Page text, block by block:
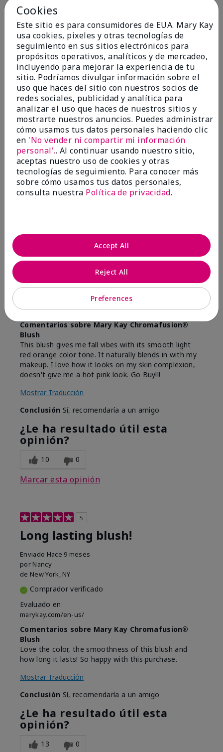
Evaluado en
marykay.com/en-us/
Comentarios sobre Mary Kay Chromafusion®
Blush
The blush is hard to get used to - it goes on very
heavy and then needs to be softened. I think I will
stick with my old brand for now.
Mostrar Traducción
Conclusión No, no recomendaría a un amigo
¿Le ha resultado útil esta
opinión?
16 5
Marcar esta opinión
Beautiful
porLina
Comprador verificado
marykay.com/en-us/
Comentarios sobre Mary Kay Chromafusion®
Blush
This blush gives me fall vibes with its smooth light
red orange color tone. It naturally blends in with my
makeup. I love how it looks on my skin complexion,
doesn't give me a hot pink look. Go Buy!!!
Mostrar Traducción
Conclusión Sí, recomendaría a un amigo
¿Le ha resultado útil esta
opinión?
10 0
Marcar esta opinión
5
Long lasting blush!
Enviado Hace 9 meses
por Nancy
de New York, NY
Comprador verificado
Evaluado en
marykay.com/en-us/
Comentarios sobre Mary Kay Chromafusion®
Blush
Love the color, the smoothness of this blush and
how long it lasts! So happy with this purchase.
Mostrar Traducción
Conclusión Sí, recomendaría a un amigo
¿Le ha resultado útil esta
opinión?
13 0
Cookies
Este sitio es para consumidores de EUA. Mary Kay
usa cookies, pixeles y otras tecnologías de
seguimiento en sus sitios electrónicos para
propósitos operativos, analíticos y de mercadeo,
incluyendo para mejorar la experiencia de tu
sitio. Podríamos divulgar información sobre el
uso que haces del sitio con nuestros socios de
redes sociales, publicidad y analítica para
analizar el uso que haces de nuestros sitios y
mostrarte nuestros anuncios. Puedes administrar
cómo usamos tus datos personales haciendo clic
en 'No vender ni compartir mi información
personal'.. Al continuar usando nuestro sitio,
aceptas nuestro uso de cookies y otras
tecnologías de seguimiento. Para conocer más
sobre cómo usamos tus datos personales,
consulta nuestra Política de privacidad.
Preferences
Reject All
Accept All